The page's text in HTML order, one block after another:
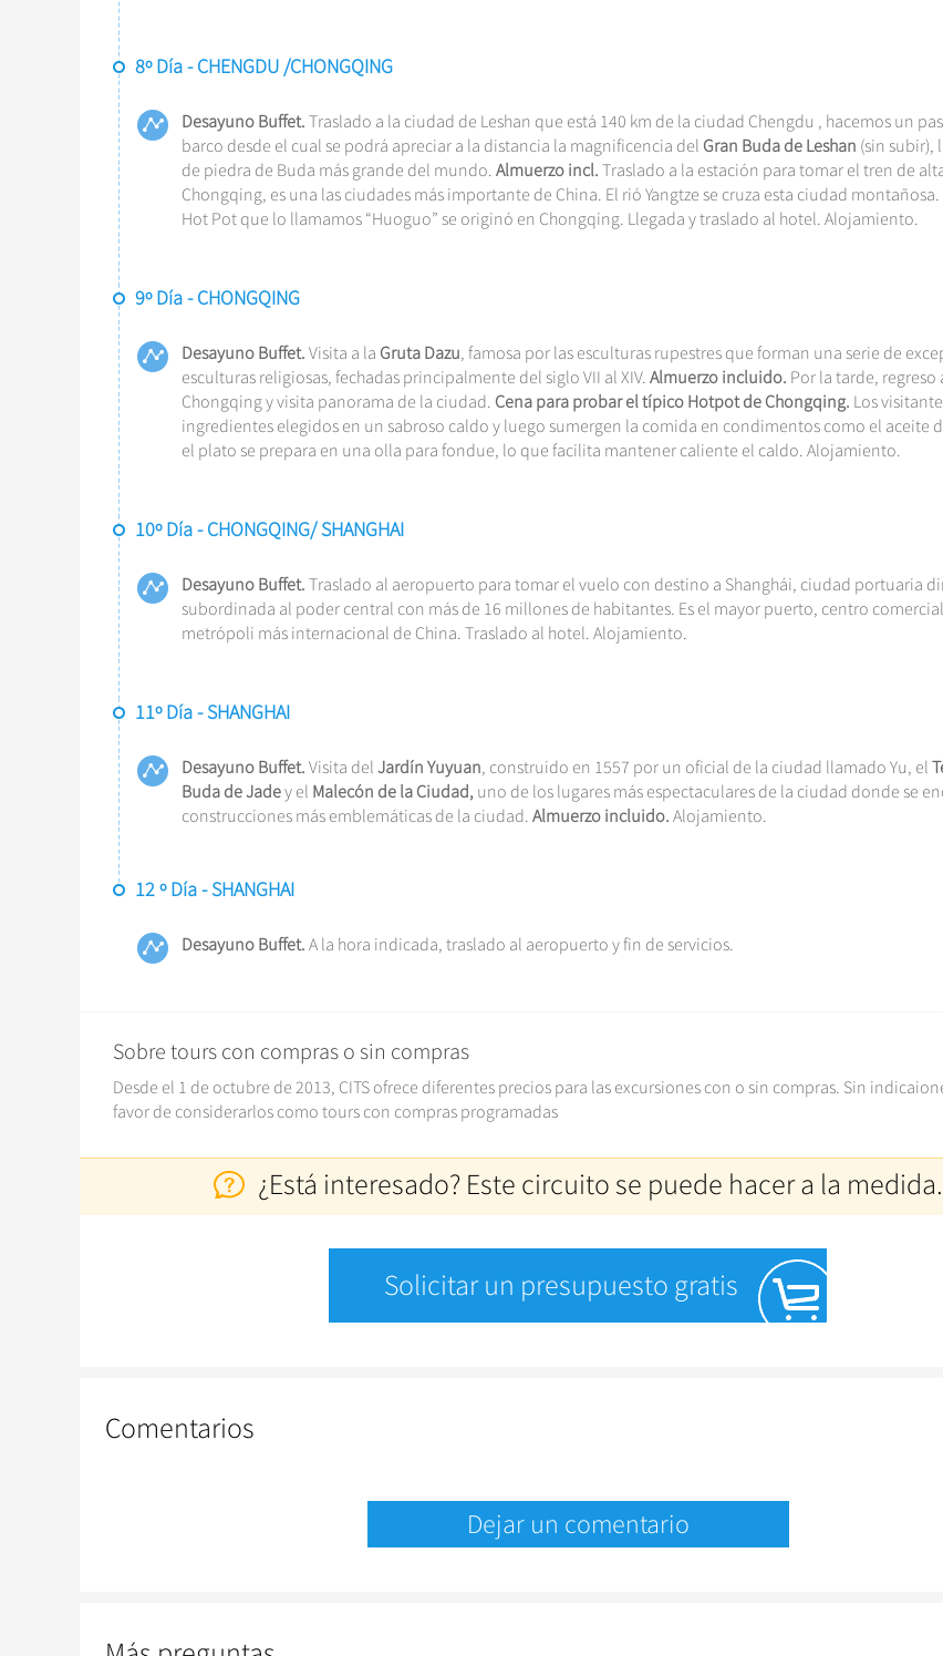
8º Día - CHENGDU /CHONGQING
Desayuno Buffet. Traslado a la ciudad de Leshan que está 140 km de la ciudad Chengdu , hacemos un
barco desde el cual se podrá apreciar a la distancia la magnificencia del Gran Buda de Leshan (sin subir),
de piedra de Buda más grande del mundo. Almuerzo incl. Traslado a la estación para tomar el tren de
Chongqing, es una las ciudades más importante de China. El rió Yangtze se cruza esta ciudad montañosa.
Hot Pot que lo llamamos “Huoguo” se originó en Chongqing. Llegada y traslado al hotel. Alojamiento.
9º Día - CHONGQING
Desayuno Buffet. Visita a la Gruta Dazu, famosa por las esculturas rupestres que forman una serie de
esculturas religiosas, fechadas principalmente del siglo VII al XIV. Almuerzo incluido. Por la tarde, regreso
Chongqing y visita panorama de la ciudad. Cena para probar el típico Hotpot de Chongqing. Los
ingredientes elegidos en un sabroso caldo y luego sumergen la comida en condimentos como el aceite
el plato se prepara en una olla para fondue, lo que facilita mantener caliente el caldo. Alojamiento.
10º Día - CHONGQING/ SHANGHAI
Desayuno Buffet. Traslado al aeropuerto para tomar el vuelo con destino a Shanghái, ciudad portuaria
subordinada al poder central con más de 16 millones de habitantes. Es el mayor puerto, centro
metrópoli más internacional de China. Traslado al hotel. Alojamiento.
11º Día - SHANGHAI
Desayuno Buffet. Visita del Jardín Yuyuan, construido en 1557 por un oficial de la ciudad llamado Yu, el
Buda de Jadey el Malecón de la Ciudad, uno de los lugares más espectaculares de la ciudad donde se
construcciones más emblemáticas de la ciudad. Almuerzo incluido. Alojamiento.
12 º Día - SHANGHAI
Desayuno Buffet. A la hora indicada, traslado al aeropuerto y fin de servicios.
Sobre tours con compras o sin compras
Desde el 1 de octubre de 2013, CITS ofrece diferentes precios para las excursiones con o sin compras. Sin
favor de considerarlos como tours con compras programadas
¿Está interesado? Este circuito se puede hacer a la medida.
Solicitar un presupuesto gratis
Comentarios
Dejar un comentario